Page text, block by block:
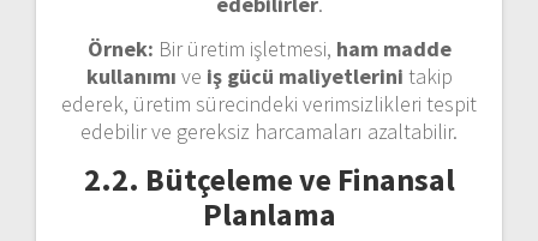
Örnek: Bir üretim işletmesi, ham madde
kullanımı ve iş gücü maliyetlerini takip
ederek, üretim sürecindeki verimsizlikleri tespit
edebilir ve gereksiz harcamaları azaltabilir.
2.2. Bütçeleme ve Finansal
Planlama